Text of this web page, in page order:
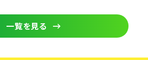
一覧を見る